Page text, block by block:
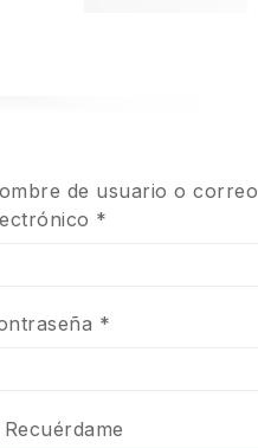
de usuario o correo
*
*
Recuérdame